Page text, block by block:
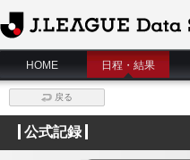
J.League Data Site
HOME
日程・結果
戻る
公式記録